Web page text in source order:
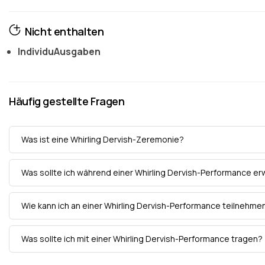
Nicht enthalten
IndividuAusgaben
Häufig gestellte Fragen
Was ist eine Whirling Dervish-Zeremonie?
Was sollte ich während einer Whirling Dervish-Performance
Wie kann ich an einer Whirling Dervish-Performance
Was sollte ich mit einer Whirling Dervish-Performance tragen?